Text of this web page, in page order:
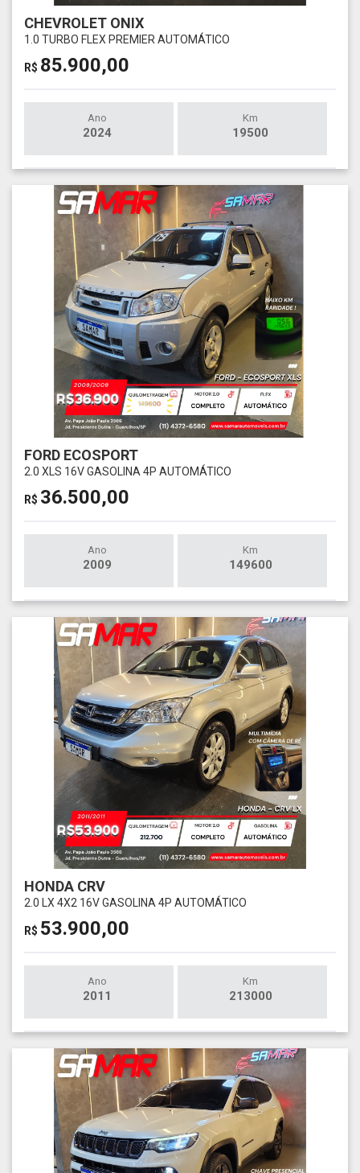
CHEVROLET ONIX
1.0 TURBO FLEX PREMIER AUTOMÁTICO
R$ 85.900,00
Ano
2024
Km
19500
FORD ECOSPORT
2.0 XLS 16V GASOLINA 4P AUTOMÁTICO
R$ 36.500,00
Ano
2009
Km
149600
HONDA CRV
2.0 LX 4X2 16V GASOLINA 4P AUTOMÁTICO
R$ 53.900,00
Ano
2011
Km
213000